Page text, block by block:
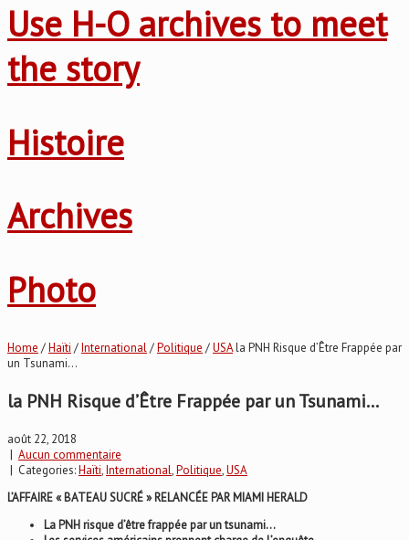
Use H-O archives to meet
the story
Histoire
Archives
Photo
Home /Haïti /International/Politique /USAla PNH Risque d’Être Frappée par
un Tsunami…
la PNH Risque d’Être Frappée par un Tsunami…
août 22, 2018
| Aucun commentaire
| Categories:Haïti,International,Politique,USA
L’AFFAIRE « BATEAU SUCRÉ » RELANCÉE PAR MIAMI HERALD
La PNH risque d’être frappée par un tsunami…